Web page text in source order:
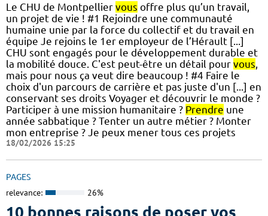
Le CHU de Montpellier vous offre plus qu’un travail,
un projet de vie ! #1 Rejoindre une communauté
humaine unie par la force du collectif et du travail en
équipe Je rejoins le 1er employeur de l’Hérault [...]
CHU sont engagés pour le développement durable et
la mobilité douce. C'est peut-être un détail pour vous,
mais pour nous ça veut dire beaucoup ! #4 Faire le
choix d'un parcours de carrière et pas juste d'un [...] en
conservant ses droits Voyager et découvrir le monde ?
Participer à une mission humanitaire ? Prendre une
année sabbatique ? Tenter un autre métier ? Monter
mon entreprise ? Je peux mener tous ces projets
18/02/2026 15:25
PAGES
relevance: 26%
10 bonnes raisons de poser vos